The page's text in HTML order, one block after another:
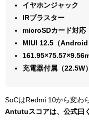
イヤホンジャック
IRブラスター
microSDカード対応
MIUI 12.5（Android
充電器付属（22.5W）
SoCはRedmi 10から変わ
Antutuスコアは、 公式曰